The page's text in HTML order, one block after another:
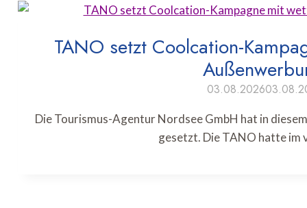
TANO setzt Coolcation-
03.08.2026
Die Tourismus-Agentur Nordsee GmbH hat in
gesetzt. Die TANO hatte im